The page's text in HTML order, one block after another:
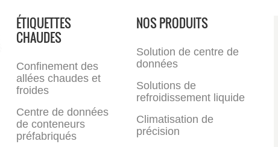
ÉTIQUETTES
CHAUDES
Confinement des
allées chaudes et
froides
Centre de données
de conteneurs
préfabriqués
NOS PRODUITS
Solution de centre de
données
Solutions de
refroidissement liquide
Climatisation de
précision